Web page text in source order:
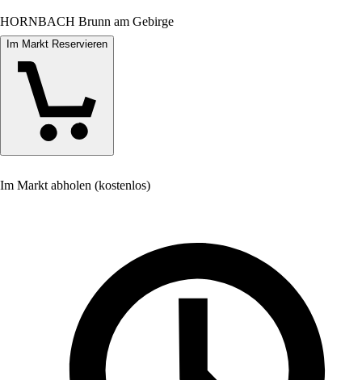
HORNBACH Brunn am Gebirge
Im Markt Reservieren
Im Markt abholen (kostenlos)